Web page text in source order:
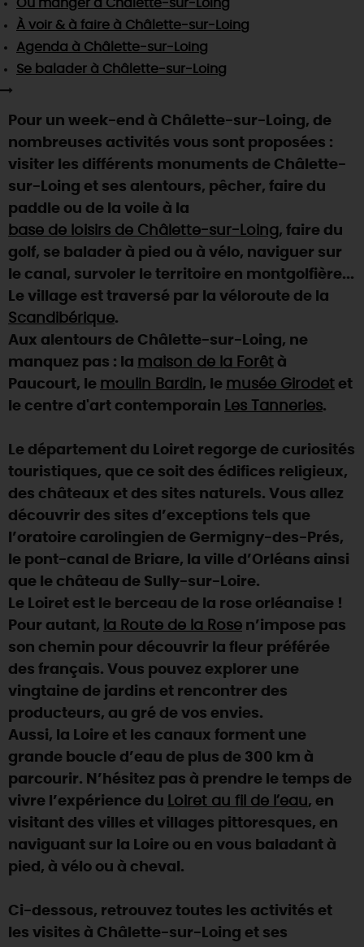
TOUTES LES ACTIVITÉS
Visitesgourmandesetcréatives
Vins etvignobles
Chic,une aire de pique-nique
Par ici lesguinguettes
La Route des Métiers d'Art
TOUT L'ART DE VIVRE
Des vacances auprès des animaux 🐎
(re)Découvrir les coulisses de la Faïencerie de
Gien !
Une saison de festivals 🎉
Rendez-vous de la nature en 2026
Des sorties en famille dans le Loiret !
Programme des animations "Loiret au fil de l'eau"
2026
Où sortir ?
AUJOURD'HUI
DEMAIN
CE WEEK-END
CETTE SEMAINE
TOUT L'AGENDA
SE REPÉRER,SE DÉPLACER
INFOS & SERVICES
Où manger à Châlette-sur-Loing
À voir & à faire à Châlette-sur-Loing
Agenda à Châlette-sur-Loing
Se balader à Châlette-sur-Loing
Pour un week-end à Châlette-sur-Loing, de
nombreuses activités vous sont proposées :
visiter les différents monuments de Châlette-
sur-Loing et ses alentours, pêcher, faire du
paddle ou de la voile à la
base de loisirs de Châlette-sur-Loing, faire du
golf, se balader à pied ou à vélo, naviguer sur
le canal, survoler le territoire en montgolfière...
Le village est traversé par la véloroute de la
Scandibérique.
Aux alentours de Châlette-sur-Loing, ne
manquez pas : la maison de la Forêt à
Paucourt, le moulin Bardin, le musée Girodet et
le centre d'art contemporain Les Tanneries.
Le département du Loiret regorge de curiosités
touristiques, que ce soit des édifices religieux,
des châteaux et des sites naturels. Vous allez
découvrir des sites d’exceptions tels que
l’oratoire carolingien de Germigny-des-Prés,
le pont-canal de Briare, la ville d’Orléans ainsi
que le château de Sully-sur-Loire.
Le Loiret est le berceau de la rose orléanaise !
Pour autant, la Route de la Rose n’impose pas
son chemin pour découvrir la fleur préférée
des français. Vous pouvez explorer une
vingtaine de jardins et rencontrer des
producteurs, au gré de vos envies.
Aussi, la Loire et les canaux forment une
grande boucle d’eau de plus de 300 km à
parcourir. N’hésitez pas à prendre le temps de
vivre l’expérience du Loiret au fil de l’eau, en
visitant des villes et villages pittoresques, en
naviguant sur la Loire ou en vous baladant à
pied, à vélo ou à cheval.
Ci-dessous, retrouvez toutes les activités et
les visites à Châlette-sur-Loing et ses